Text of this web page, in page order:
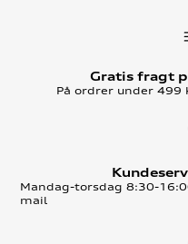
Gratis fragt
På ordrer under
Mandag-torsdag 8:30-
mail